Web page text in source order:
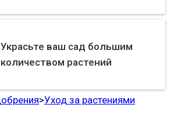
Украсьте ваш сад большим
количеством растений
>Уход за растениями